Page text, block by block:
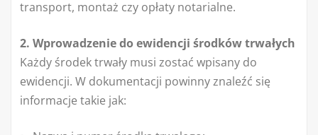
transport, montaż czy opłaty notarialne.
2. Wprowadzenie do ewidencji środków trwałych
Każdy środek trwały musi zostać wpisany do
ewidencji. W dokumentacji powinny znaleźć się
informacje takie jak: